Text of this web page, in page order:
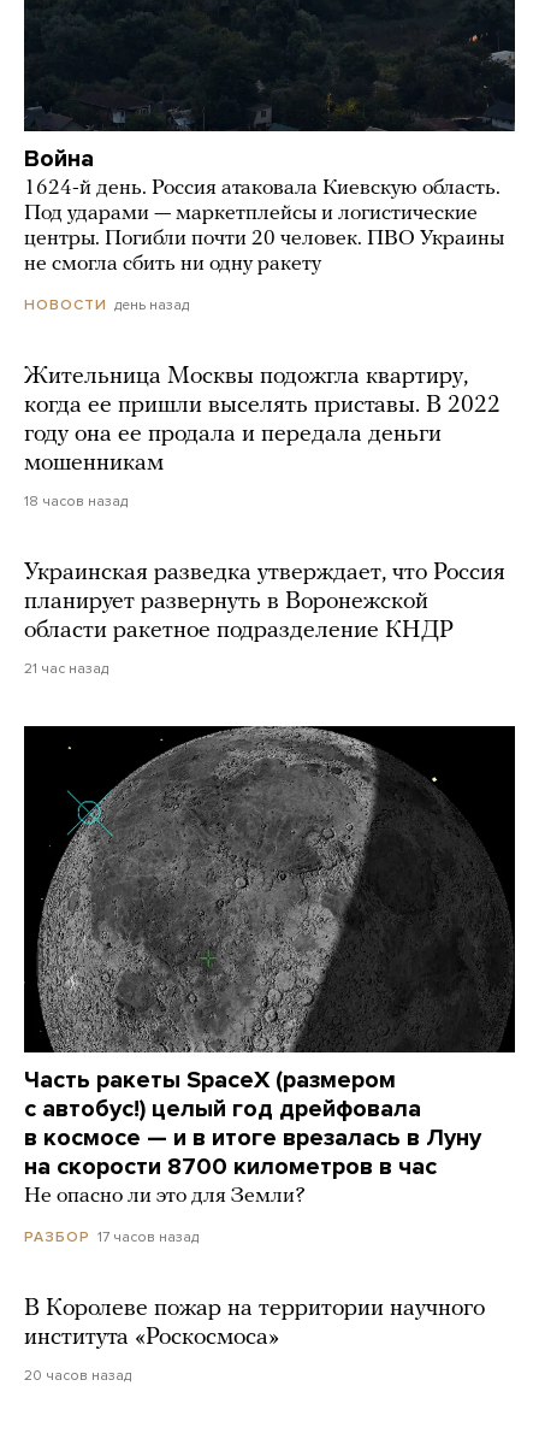
Война
1624-й день. Россия атаковала Киевскую область.
Под ударами — маркетплейсы и логистические
центры. Погибли почти 20 человек. ПВО Украины
не смогла сбить ни одну ракету
НОВОСТИ день назад
Жительница Москвы подожгла квартиру,
когда ее пришли выселять приставы. В 2022
году она ее продала и передала деньги
мошенникам
18 часов назад
Украинская разведка утверждает, что Россия
планирует развернуть в Воронежской
области ракетное подразделение КНДР
21 час назад
Часть ракеты SpaceX (размером
с автобус!) целый год дрейфовала
в космосе — и в итоге врезалась в Луну
на скорости 8700 километров в час
Не опасно ли это для Земли?
РАЗБОР 17 часов назад
В Королеве пожар на территории научного
института «Роскосмоса»
20 часов назад